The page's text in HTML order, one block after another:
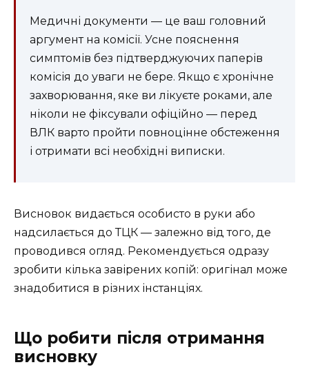
Медичні документи — це ваш головний
аргумент на комісії. Усне пояснення
симптомів без підтверджуючих паперів
комісія до уваги не бере. Якщо є хронічне
захворювання, яке ви лікуєте роками, але
ніколи не фіксували офіційно — перед
ВЛК варто пройти повноцінне обстеження
і отримати всі необхідні виписки.
Висновок видається особисто в руки або
надсилається до ТЦК — залежно від того, де
проводився огляд. Рекомендується одразу
зробити кілька завірених копій: оригінал може
знадобитися в різних інстанціях.
Що робити після отримання
висновку